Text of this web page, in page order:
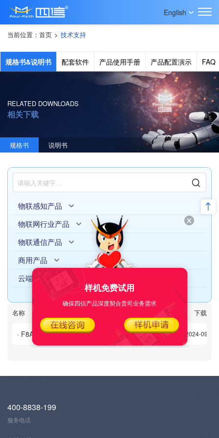
English
当前位置： 首页 > 技术支持
规格书&说明书 配套软件 产品使用手册 产品配置演示 FAQ
RELATED DOWNLOADS
相关下载
规格书 说明书
物联感知产品
物联网行业产品
物联通信产品
商用产品
云端产品
名称 下载
· F8A26 ZigBee+LTE WIFI ROUTER 规格书V1.0.0.pdf 2024-09-09
400-8838-199
服务电话
样机免费试用
确保四信产品深度契合贵司业务需求